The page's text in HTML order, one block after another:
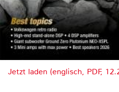
Jetzt laden (englisch, PDF,